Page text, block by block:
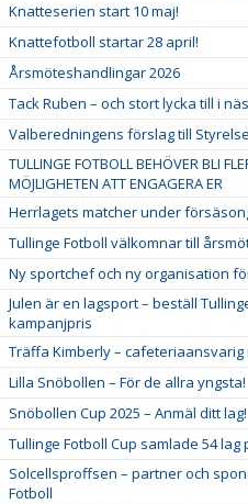
Knatteserien start 10 maj!
Knattefotboll startar 28 april!
Årsmöteshandlingar 2026
Tack Ruben – och stort lycka till i
Valberedningens förslag till
TULLINGE FOTBOLL BEHÖVER BLI
MÖJLIGHETEN ATT ENGAGERA ER
Herrlagets matcher under
Tullinge Fotboll välkomnar till
Ny sportchef och ny organisation
Julen är en lagsport – beställ
kampanjpris
Träffa Kimberly – cafeteriaansvarig
Lilla Snöbollen – För de allra yngsta!
Snöbollen Cup 2025 – Anmäl ditt lag!
Tullinge Fotboll Cup samlade 54 lag
Solcellsproffsen – partner och
Fotboll